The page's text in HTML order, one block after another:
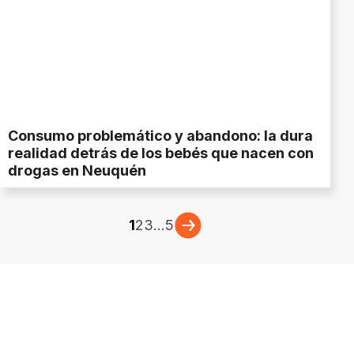
Consumo problemático y abandono: la dura
realidad detrás de los bebés que nacen con
drogas en Neuquén
123...5